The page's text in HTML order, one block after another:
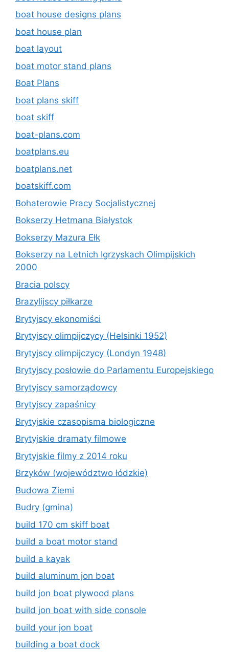
boat house designs plans
boat house plan
boat layout
boat motor stand plans
Boat Plans
boat plans skiff
boat skiff
boat-plans.com
boatplans.eu
boatplans.net
boatskiff.com
Bohaterowie Pracy Socjalistycznej
Bokserzy Hetmana Białystok
Bokserzy Mazura Ełk
Bokserzy na Letnich Igrzyskach Olimpijskich
2000
Bracia polscy
Brazylijscy piłkarze
Brytyjscy ekonomiści
Brytyjscy olimpijczycy (Helsinki 1952)
Brytyjscy olimpijczycy (Londyn 1948)
Brytyjscy posłowie do Parlamentu Europejskiego
Brytyjscy samorządowcy
Brytyjscy zapaśnicy
Brytyjskie czasopisma biologiczne
Brytyjskie dramaty filmowe
Brytyjskie filmy z 2014 roku
Brzyków (województwo łódzkie)
Budowa Ziemi
Budry (gmina)
build 170 cm skiff boat
build a boat motor stand
build a kayak
build aluminum jon boat
build jon boat plywood plans
build jon boat with side console
build your jon boat
building a boat dock